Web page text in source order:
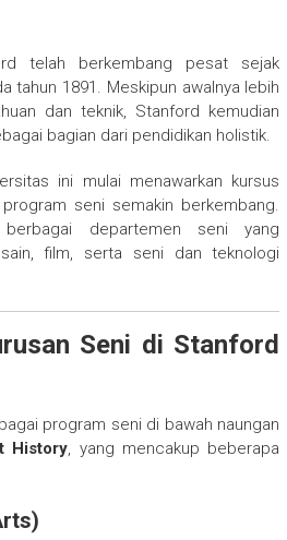
telah berkembang pesat sejak
tahun 1891. Meskipun awalnya lebih
dan teknik, Stanford kemudian
bagian dari pendidikan holistik.
ini mulai menawarkan kursus
seni semakin berkembang.
departemen seni yang
film, serta seni dan teknologi
Seni di Stanford
program seni di bawah naungan
History, yang mencakup beberapa